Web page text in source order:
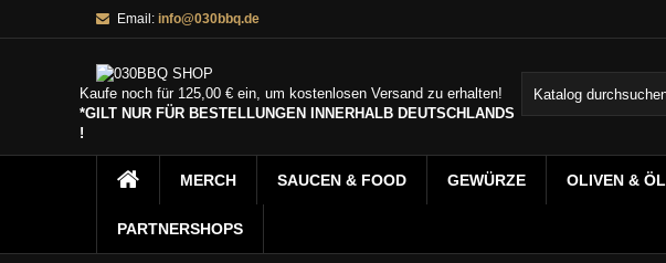
Email: info@030bbq.de
Kaufe noch für 125,00 € ein, um kostenlosen Versand zu erhalten!
*GILT NUR FÜR BESTELLUNGEN INNERHALB DEUTSCHLANDS
!
MERCH SAUCEN & FOOD GEWÜRZE OLIVEN & ÖL
PARTNERSHOPS